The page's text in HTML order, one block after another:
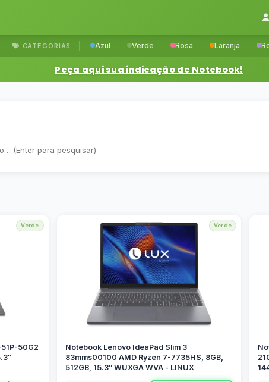
CATEGORIAS Azul Verde Rosa Laranja
Peça aqui sua indicação de Notebook!
Verde
50G2
Verde
Notebook Lenovo IdeaPad Slim 3
83mms00100 AMD Ryzen 7-7735HS, 8GB,
512GB, 15.3″ WUXGA WVA - LINUX